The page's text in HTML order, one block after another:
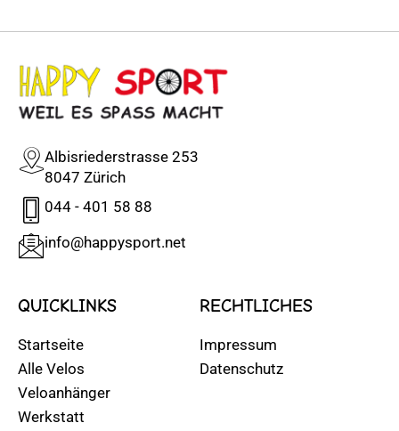
Albisriederstrasse 253
8047 Zürich
044 - 401 58 88
info@happysport.net
QUICKLINKS
Startseite
Alle Velos
Veloanhänger
Werkstatt
RECHTLICHES
Impressum
Datenschutz